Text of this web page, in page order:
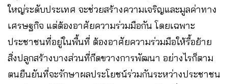
ใหญ่ระดับประเทศ จะช่วยสร้างความเจริญและมูลค่าทาง
เศรษฐกิจ แต่ต้องอาศัยความร่วมมือกัน โดยเฉพาะ
ประชาชนที่อยู่ในพื้นที่ ต้องอาศัยความร่วมมือให้รื้อย้าย
สิ่งปลูกสร้างบางส่วนที่กีดขวางการพัฒนา อย่างไรก็ตาม
ตนยืนยันที่จะรักษาผลประโยชน์ร่วมกันระหว่างประชาชน